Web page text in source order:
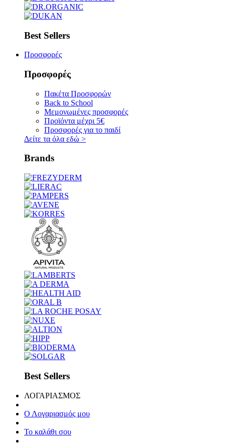
Best Sellers
Προσφορές
Προσφορές
Πακέτα Προσφορών
Back to School
Μεμονωμένες προσφορές
Προϊόντα μέχρι 5€
Προσφορές για το παιδί
Δείτε τα όλα εδώ >
Brands
Best Sellers
ΛΟΓΑΡΙΑΣΜΟΣ
Ο Λογαριασμός μου
Το καλάθι σου